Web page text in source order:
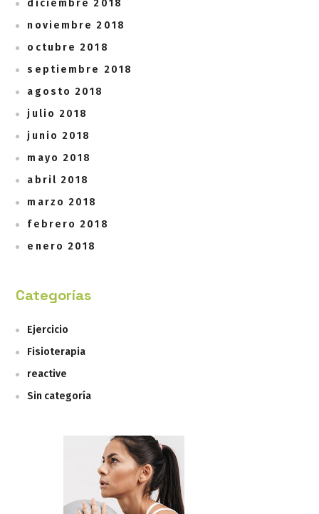
diciembre 2018
noviembre 2018
octubre 2018
septiembre 2018
agosto 2018
julio 2018
junio 2018
mayo 2018
abril 2018
marzo 2018
febrero 2018
enero 2018
Categorías
Ejercicio
Fisioterapia
reactive
Sin categoría